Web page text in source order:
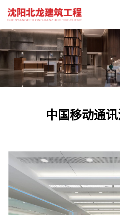
中国移动通